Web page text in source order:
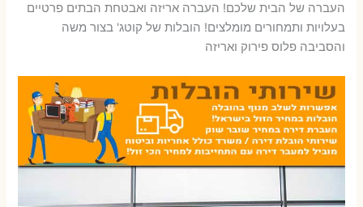
העברה של הבית שלכם! העברה אריזה ואבטחת הבתים פרטיים
בעלויות ותמחורים מומלצים! הובלות של קוטג' בצור משה
והסביבה פלוס פירוק ואריזה